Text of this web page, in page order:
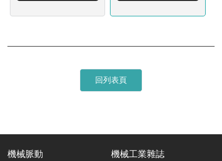
回列表頁
機械脈動 機械工業雜誌